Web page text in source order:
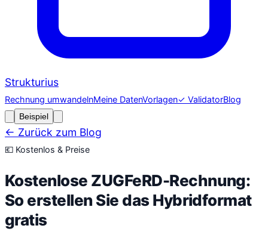
Strukturius
Rechnung umwandelnMeine DatenVorlagen✓ ValidatorBlog
Beispiel
← Zurück zum Blog
💶 Kostenlos & Preise
Kostenlose ZUGFeRD-Rechnung:
So erstellen Sie das Hybridformat
gratis